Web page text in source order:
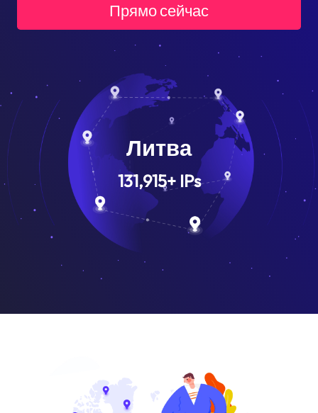
Прямо сейчас
Литва
131,915+IPs